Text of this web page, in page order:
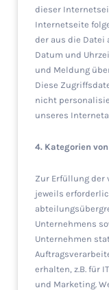
dieser
Internetseite
der aus die Datei
Datum und
und Meldung
Diese
nicht
unseres
4. Kategorien
Zur Erfüllung der
jeweils
Unternehmens
Unternehmen
erhalten, z.B. für
und Marketing.